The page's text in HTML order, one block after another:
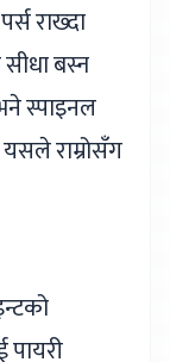
राख्दा
बस्न
स्पाइनल
राम्रोसँग
पायरी